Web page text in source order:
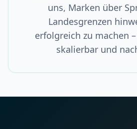
uns, Marken über
Landesgrenzen
erfolgreich zu machen
skalierbar und